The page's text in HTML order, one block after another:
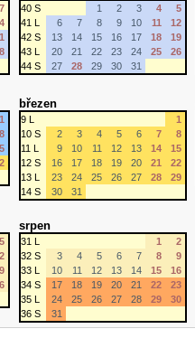
7
40 S 1 2 3 4
5
41 L
6 7 8 9 10 11
12
42 S
13 14 15 16 17 18
19
43 L
20 21 22 23 24 25
26
44 S
27 28 29 30 31
1
8
březen
9 L
1
10 S
2 3 4 5 6 7
8
11 L
9 10 11 12 13 14
15
12 S
16 17 18 19 20 21
22
13 L
23 24 25 26 27 28
29
14 S
30 31
5
srpen
31 L 1
2
32 S
3 4 5 6 7 8
9
33 L
10 11 12 13 14 15
16
34 S
17 18 19 20 21 22
23
35 L
24 25 26 27 28 29
30
36 S
31